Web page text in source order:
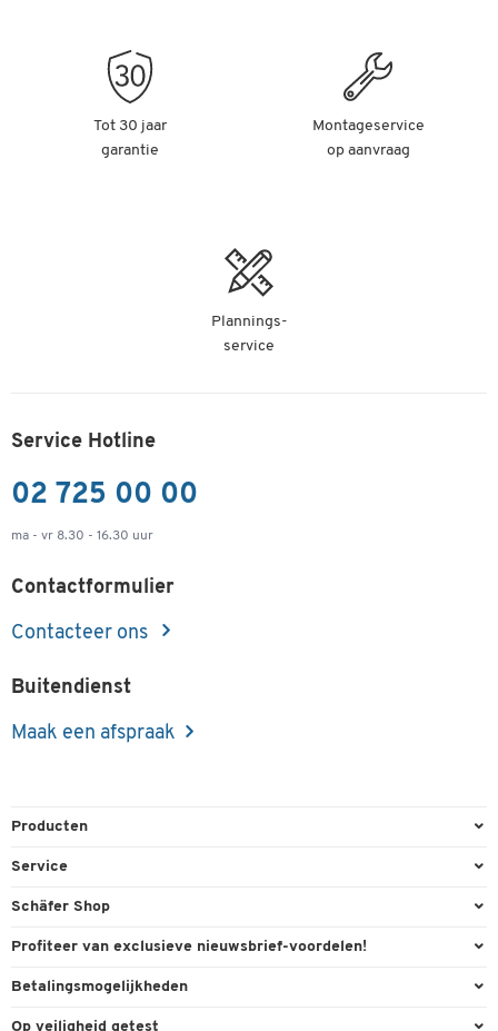
Tot 30 jaar
garantie
Montageservice
op aanvraag
Plannings-
service
Service Hotline
02 725 00 00
ma - vr 8.30 - 16.30 uur
Contactformulier
Contacteer ons
Buitendienst
Maak een afspraak
Producten
Kantoorbenodigdheden
Milieutechniek
Reiniging & hygiëne
Service
Bestelling herroepen
Schäfer Shop
Algemene voorwaarden
Profiteer van exclusieve nieuwsbrief-voordelen!
Welkomstgeschenk
Betalingsmogelijkheden
Paypal
Op veiligheid getest